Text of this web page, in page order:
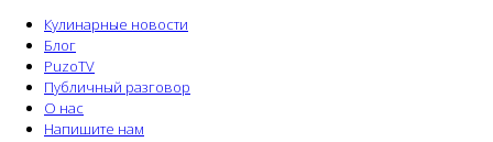
Кулинарные новости
Блог
PuzoTV
Публичный разговор
О нас
Напишите нам